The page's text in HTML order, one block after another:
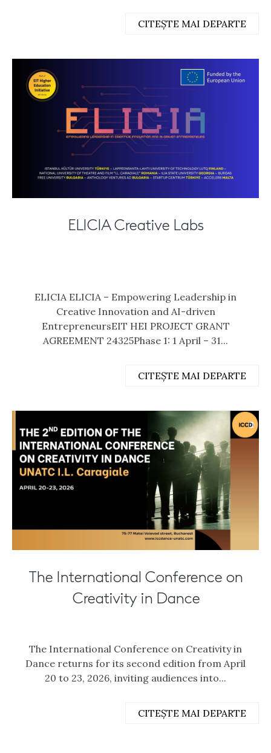
CITEȘTE MAI DEPARTE
ELICIA Creative Labs
ELICIA ELICIA – Empowering Leadership in
Creative Innovation and AI-driven
EntrepreneursEIT HEI PROJECT GRANT
AGREEMENT 24325Phase 1: 1 April – 31...
CITEȘTE MAI DEPARTE
The International Conference on
Creativity in Dance
The International Conference on Creativity in
Dance returns for its second edition from April
20 to 23, 2026, inviting audiences into...
CITEȘTE MAI DEPARTE